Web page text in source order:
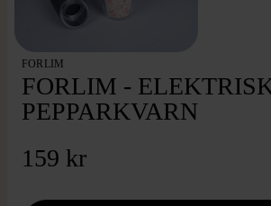
FORLIM
FORLIM -
PEPPARKVARN
159 kr